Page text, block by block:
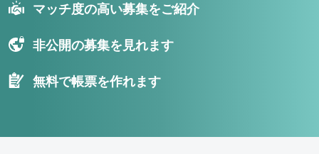
マッチ度の高い募集をご紹介
非公開の募集を見れます
無料で帳票を作れます